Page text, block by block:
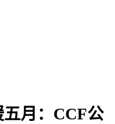
月：CCF公